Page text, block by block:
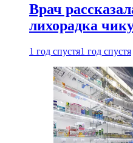
Врач
лихорадка
1 год спустя1 год спустя